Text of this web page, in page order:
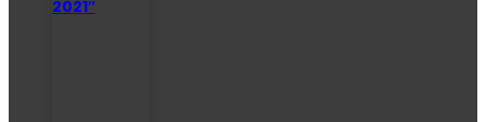
2021″